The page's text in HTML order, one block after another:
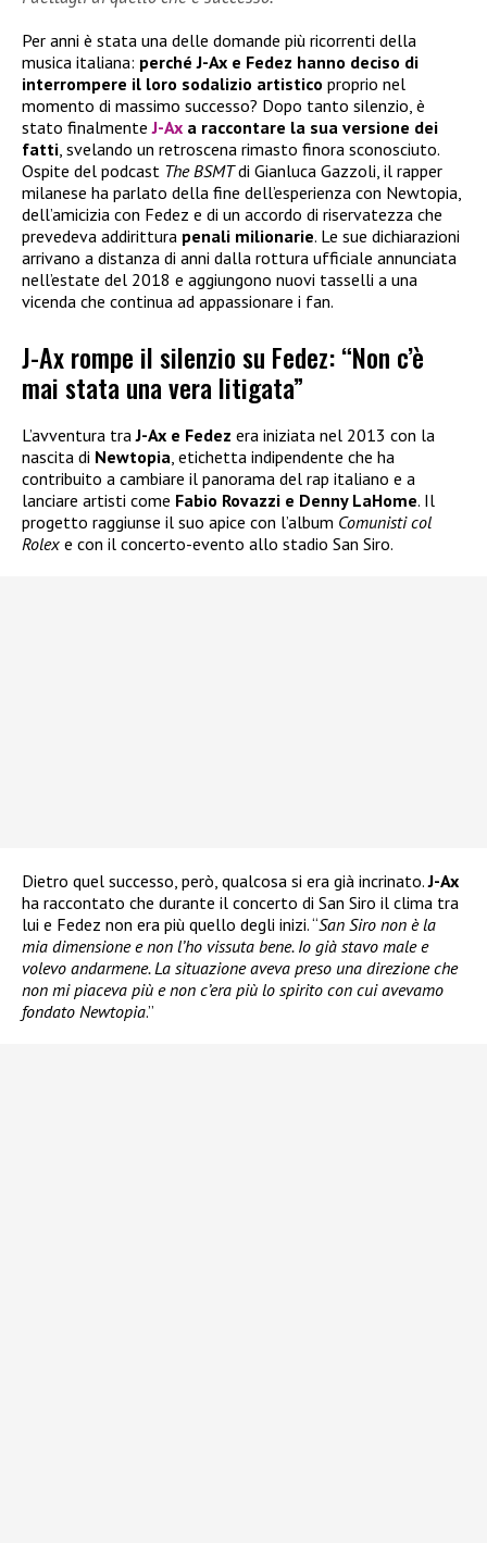
Per anni è stata una delle domande più ricorrenti della
musica italiana: perché J-Ax e Fedez hanno deciso di
interrompere il loro sodalizio artistico proprio nel
momento di massimo successo? Dopo tanto silenzio, è
stato finalmenteJ-Ax a raccontare la sua versione dei
fatti, svelando un retroscena rimasto finora sconosciuto.
Ospite del podcast The BSMTdi Gianluca Gazzoli, il rapper
milanese ha parlato della fine dell’esperienza con Newtopia,
dell’amicizia con Fedez e di un accordo di riservatezza che
prevedeva addirittura penali milionarie. Le sue dichiarazioni
arrivano a distanza di anni dalla rottura ufficiale annunciata
nell’estate del 2018 e aggiungono nuovi tasselli a una
vicenda che continua ad appassionare i fan.
J-Ax rompe il silenzio su Fedez: “Non c’è
mai stata una vera litigata”
L’avventura traJ-Ax e Fedez era iniziata nel 2013 con la
nascita di Newtopia , etichetta indipendente che ha
contribuito a cambiare il panorama del rap italiano e a
lanciare artisti come Fabio Rovazzi e Denny LaHome. Il
progetto raggiunse il suo apice con l’album Comunisti col
Rolex e con il concerto-evento allo stadio San Siro.
Dietro quel successo, però, qualcosa si era già incrinato.J-Ax
ha raccontato che durante il concerto di San Siro il clima tra
lui e Fedez non era più quello degli inizi. “San Siro non è la
mia dimensione e non l’ho vissuta bene. Io già stavo male e
volevo andarmene. La situazione aveva preso una direzione che
non mi piaceva più e non c’era più lo spirito con cui avevamo
fondato Newtopia.”